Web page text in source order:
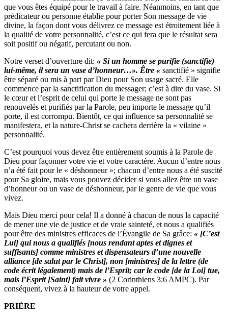
que vous êtes équipé pour le travail à faire. Néanmoins, en tant que
prédicateur ou personne établie pour porter Son message de vie
divine, la façon dont vous délivrez ce message est étroitement liée à
la qualité de votre personnalité, c’est ce qui fera que le résultat sera
soit positif ou négatif, percutant ou non.
Notre verset d’ouverture dit: « Si un homme se purifie (sanctifie)
lui-même, il sera un vase d’honneur…». Être « sanctifié » signifie
être séparé ou mis à part par Dieu pour Son usage sacré. Elle
commence par la sanctification du messager; c’est à dire du vase. Si
le cœur et l’esprit de celui qui porte le message ne sont pas
renouvelés et purifiés par la Parole, peu importe le message qu’il
porte, il est corrompu. Bientôt, ce qui influence sa personnalité se
manifestera, et la nature-Christ se cachera derrière la « vilaine »
personnalité.
C’est pourquoi vous devez être entièrement soumis à la Parole de
Dieu pour façonner votre vie et votre caractère. Aucun d’entre nous
n’a été fait pour le « déshonneur »; chacun d’entre nous a été suscité
pour Sa gloire, mais vous pouvez décider si vous allez être un vase
d’honneur ou un vase de déshonneur, par le genre de vie que vous
vivez.
Mais Dieu merci pour cela! Il a donné à chacun de nous la capacité
de mener une vie de justice et de vraie sainteté, et nous a qualifiés
pour être des ministres efficaces de l’Évangile de Sa grâce: « [C’est
Lui] qui nous a qualifiés [nous rendant aptes et dignes et
suffisants] comme ministres etdispensateurs d’une nouvelle
alliance [de salut par le Christ], non [ministres] de la lettre (de
code écrit légalement) mais de l’Esprit; car le code [de la Loi] tue,
mais l’Esprit [Saint] fait vivre » (2 Corinthiens 3:6 AMPC). Par
conséquent, vivez à la hauteur de votre appel.
PRIÈRE